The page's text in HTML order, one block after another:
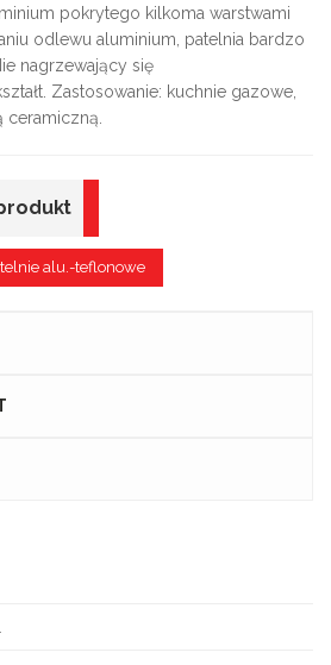
pokrytego kilkoma warstwami
odlewu aluminium, patelnia bardzo
nagrzewający się
Zastosowanie: kuchnie gazowe,
ceramiczną.
alu.-teflonowe